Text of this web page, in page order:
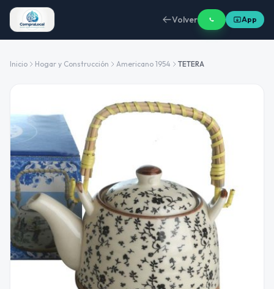
Volver App
Inicio Hogar y Construcción Americano 1954 TETERA